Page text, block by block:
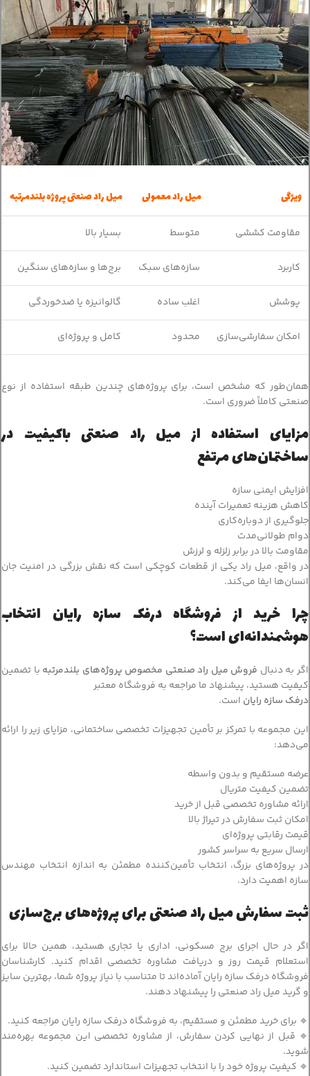
ویژگی میل راد معمولی میل راد صنعتی پروژه بلندمرتبه
مقاومت کششی متوسط بسیار بالا
کاربرد سازه‌های سبک برج‌ها و سازه‌های سنگین
پوشش اغلب ساده گالوانیزه یا ضدخوردگی
امکان سفارشی‌سازی محدود کامل و پروژه‌ای
همان‌طور که مشخص است، برای پروژه‌های چندین طبقه استفاده از نوع
صنعتی کاملاً ضروری است.
مزایای استفاده از میل راد صنعتی باکیفیت در
ساختمان‌های مرتفع
افزایش ایمنی سازه
کاهش هزینه تعمیرات آینده
جلوگیری از دوباره‌کاری
دوام طولانی‌مدت
مقاومت بالا در برابر زلزله و لرزش
در واقع، میل راد یکی از قطعات کوچکی است که نقش بزرگی در امنیت جان
انسان‌ها ایفا می‌کند.
چرا خرید از فروشگاه درفک سازه رایان انتخاب
هوشمندانه‌ای است؟
اگر به دنبال فروش میل راد صنعتی مخصوص پروژه‌های بلندمرتبه با تضمین
کیفیت هستید، پیشنهاد ما مراجعه به فروشگاه معتبر
درفک سازه رایان است.
این مجموعه با تمرکز بر تأمین تجهیزات تخصصی ساختمانی، مزایای زیر را ارائه
می‌دهد:
عرضه مستقیم و بدون واسطه
تضمین کیفیت متریال
ارائه مشاوره تخصصی قبل از خرید
امکان ثبت سفارش در تیراژ بالا
قیمت رقابتی پروژه‌ای
ارسال سریع به سراسر کشور
در پروژه‌های بزرگ، انتخاب تأمین‌کننده مطمئن به اندازه انتخاب مهندس
سازه اهمیت دارد.
ثبت سفارش میل راد صنعتی برای پروژه‌های برج‌سازی
اگر در حال اجرای برج مسکونی، اداری یا تجاری هستید، همین حالا برای
استعلام قیمت روز و دریافت مشاوره تخصصی اقدام کنید. کارشناسان
فروشگاه درفک سازه رایان آماده‌اند تا متناسب با نیاز پروژه شما، بهترین سایز
و گرید میل راد صنعتی را پیشنهاد دهند.
🔹 برای خرید مطمئن و مستقیم، به فروشگاه درفک سازه رایان مراجعه کنید.
🔹 قبل از نهایی کردن سفارش، از مشاوره تخصصی این مجموعه بهره‌مند
شوید.
🔹 کیفیت پروژه خود را با انتخاب تجهیزات استاندارد تضمین کنید.